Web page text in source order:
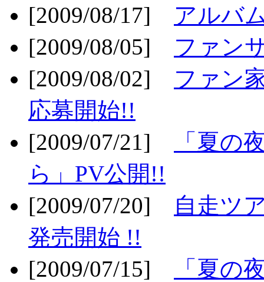
[2009/08/17] アルバ
[2009/08/05] ファン
[2009/08/02] ファン
応募開始!!
[2009/07/21]
「夏の
ら」PV公開!!
[2009/07/20]
自走ツ
発売開始 !!
[2009/07/15]
「夏の